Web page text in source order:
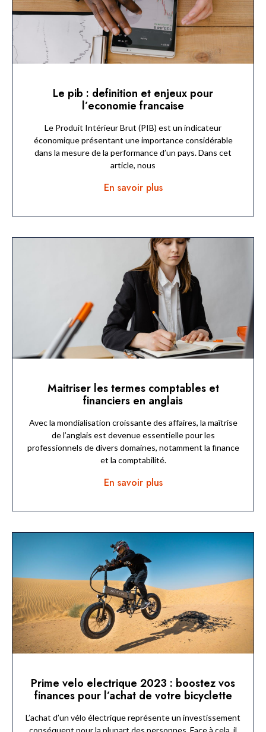
Le pib : definition et enjeux pour
l’economie francaise
Le Produit Intérieur Brut (PIB) est un indicateur
économique présentant une importance considérable
dans la mesure de la performance d’un pays. Dans cet
article, nous
En savoir plus
Maitriser les termes comptables et
financiers en anglais
Avec la mondialisation croissante des affaires, la maîtrise
de l’anglais est devenue essentielle pour les
professionnels de divers domaines, notamment la finance
et la comptabilité.
En savoir plus
Prime velo electrique 2023 : boostez vos
finances pour l’achat de votre bicyclette
L’achat d’un vélo électrique représente un investissement